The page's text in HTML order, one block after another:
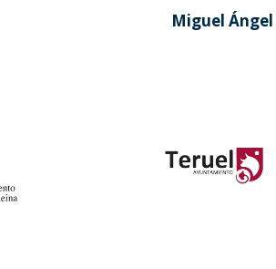
Miguel